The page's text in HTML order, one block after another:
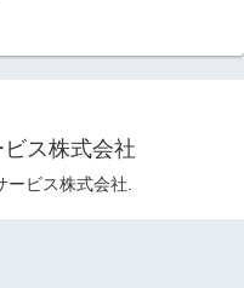
ス株式会社
ービス株式会社.